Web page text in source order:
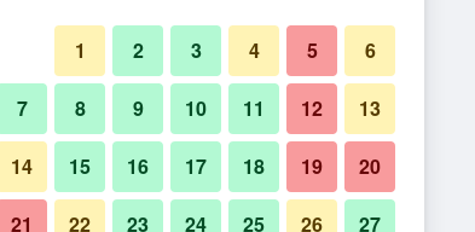
1 2 3 4 5 6
7 8 9 10 11 12 13
14 15 16 17 18 19 20
21 22 23 24 25 26 27